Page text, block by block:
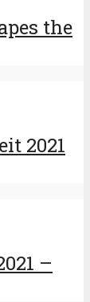
the
2021
–